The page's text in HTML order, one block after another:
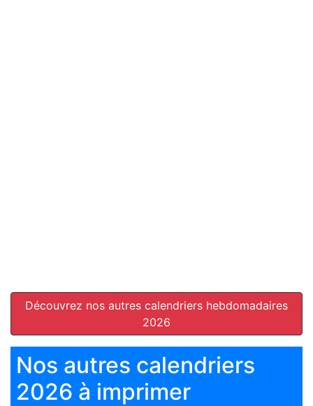
Découvrez nos autres calendriers hebdomadaires
2026
Nos autres calendriers
2026 à imprimer